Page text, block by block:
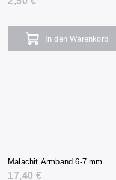
In den Warenkorb
Malachit Armband 6-7 mm
17,40 €